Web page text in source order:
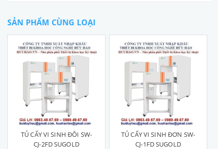
SẢN PHẨM CÙNG LOẠI
TỦ CẤY VI SINH ĐÔI SW-
CJ-2FD SUGOLD
TỦ CẤY VI SINH ĐƠN SW-
CJ-1FD SUGOLD